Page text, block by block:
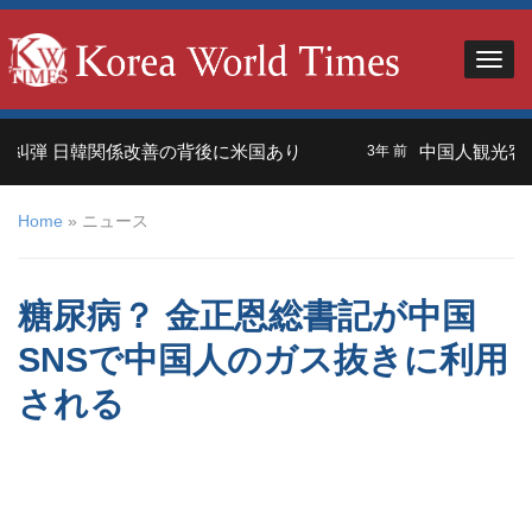
韓関係改善の背後に米国あり 中国人観光客＝外
Home » ニュース
糖尿病？ 金正恩総書記が中国
SNSで中国人のガス抜きに利用
される